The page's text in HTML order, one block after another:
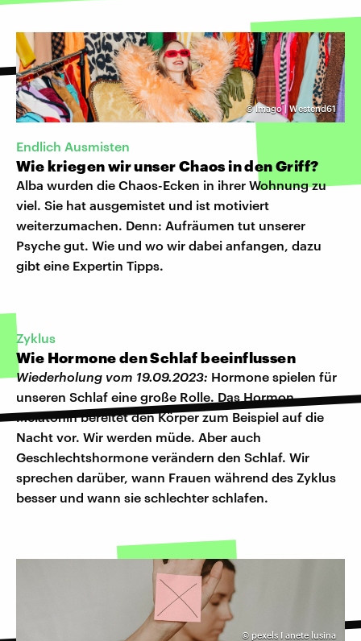
©Imago | Westend61
Endlich Ausmisten
Wie kriegen wir unser Chaos in den Griff?
Alba wurden die Chaos-Ecken in ihrer Wohnung zu
viel. Sie hat ausgemistet und ist motiviert
weiterzumachen. Denn: Aufräumen tut unserer
Psyche gut. Wie und wo wir dabei anfangen, dazu
gibt eine Expertin Tipps.
Zyklus
Wie Hormone den Schlaf beeinflussen
Wiederholung vom 19.09.2023: Hormone spielen für
unseren Schlaf eine große Rolle. Das Hormon
Melatonin bereitet den Körper zum Beispiel auf die
Nacht vor. Wir werden müde. Aber auch
Geschlechtshormone verändern den Schlaf. Wir
sprechen darüber, wann Frauen während des Zyklus
besser und wann sie schlechter schlafen.
© pexels I anete lusina